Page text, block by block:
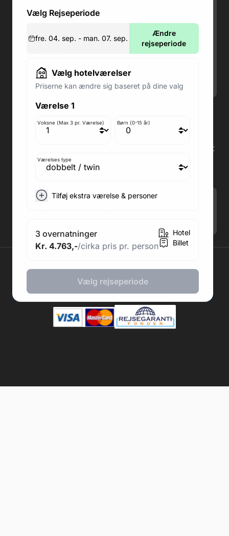
Vælg Rejseperiode
fre. 04. sep. - man. 07. sep.
Ændre
rejseperiode
Vælg hotelværelser
Priserne kan ændre sig baseret på dine valg
Værelse 1
Voksne (Max 3 pr. Værelse) Børn (0-15 år)
Værelses type
Tilføj ekstra værelse & personer
3 overnatninger
Kr. 4.763,-/cirka pris pr. person
Hotel
Billet
Vælg rejseperiode
Akuttelefon under rejsen: Nummeret står i
bunden af dit rejsedokument
Man-Ons: 09.00-18.00
Lørdag: 09.00-12.00
Søndag: Lukket
Adresse butik: Fodboldpakker ApS Rosendal 1C
2860 Søborg
Medlem af rejsegarantifonden: 3350
Adresse kontor: Fodboldpakker ApS Rosendal 1C
2860 Søborg
CVR: 41967218